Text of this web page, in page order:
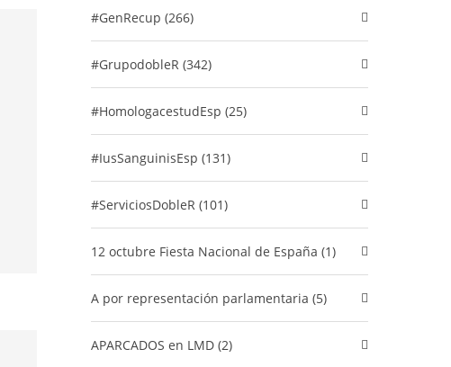
#GenRecup (266)
#GrupodobleR (342)
#HomologacestudEsp (25)
#IusSanguinisEsp (131)
#ServiciosDobleR (101)
12 octubre Fiesta Nacional de España (1)
A por representación parlamentaria (5)
APARCADOS en LMD (2)